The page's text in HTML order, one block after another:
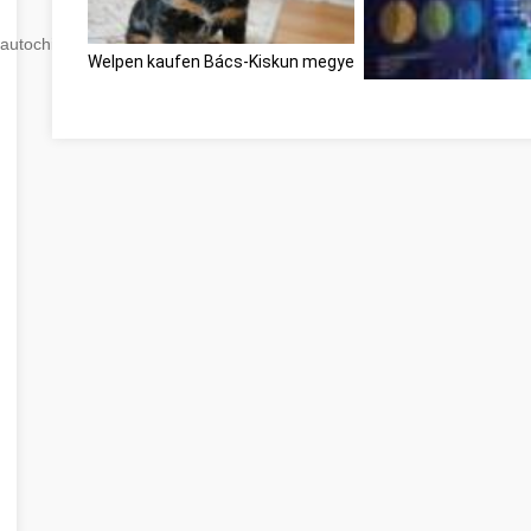
Welpen kaufen Bács-Kiskun megye